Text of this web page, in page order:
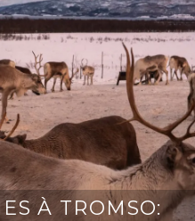
À TROMSO: